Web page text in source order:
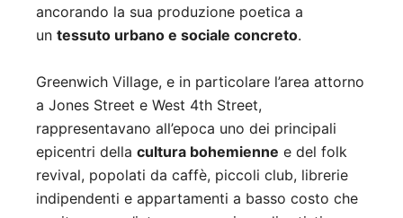
ancorando la sua produzione poetica a
un tessuto urbano e sociale concreto.
Greenwich Village, e in particolare l’area attorno
a Jones Street e West 4th Street,
rappresentavano all’epoca uno dei principali
epicentri della cultura bohemienne e del folk
revival, popolati da caffè, piccoli club, librerie
indipendenti e appartamenti a basso costo che